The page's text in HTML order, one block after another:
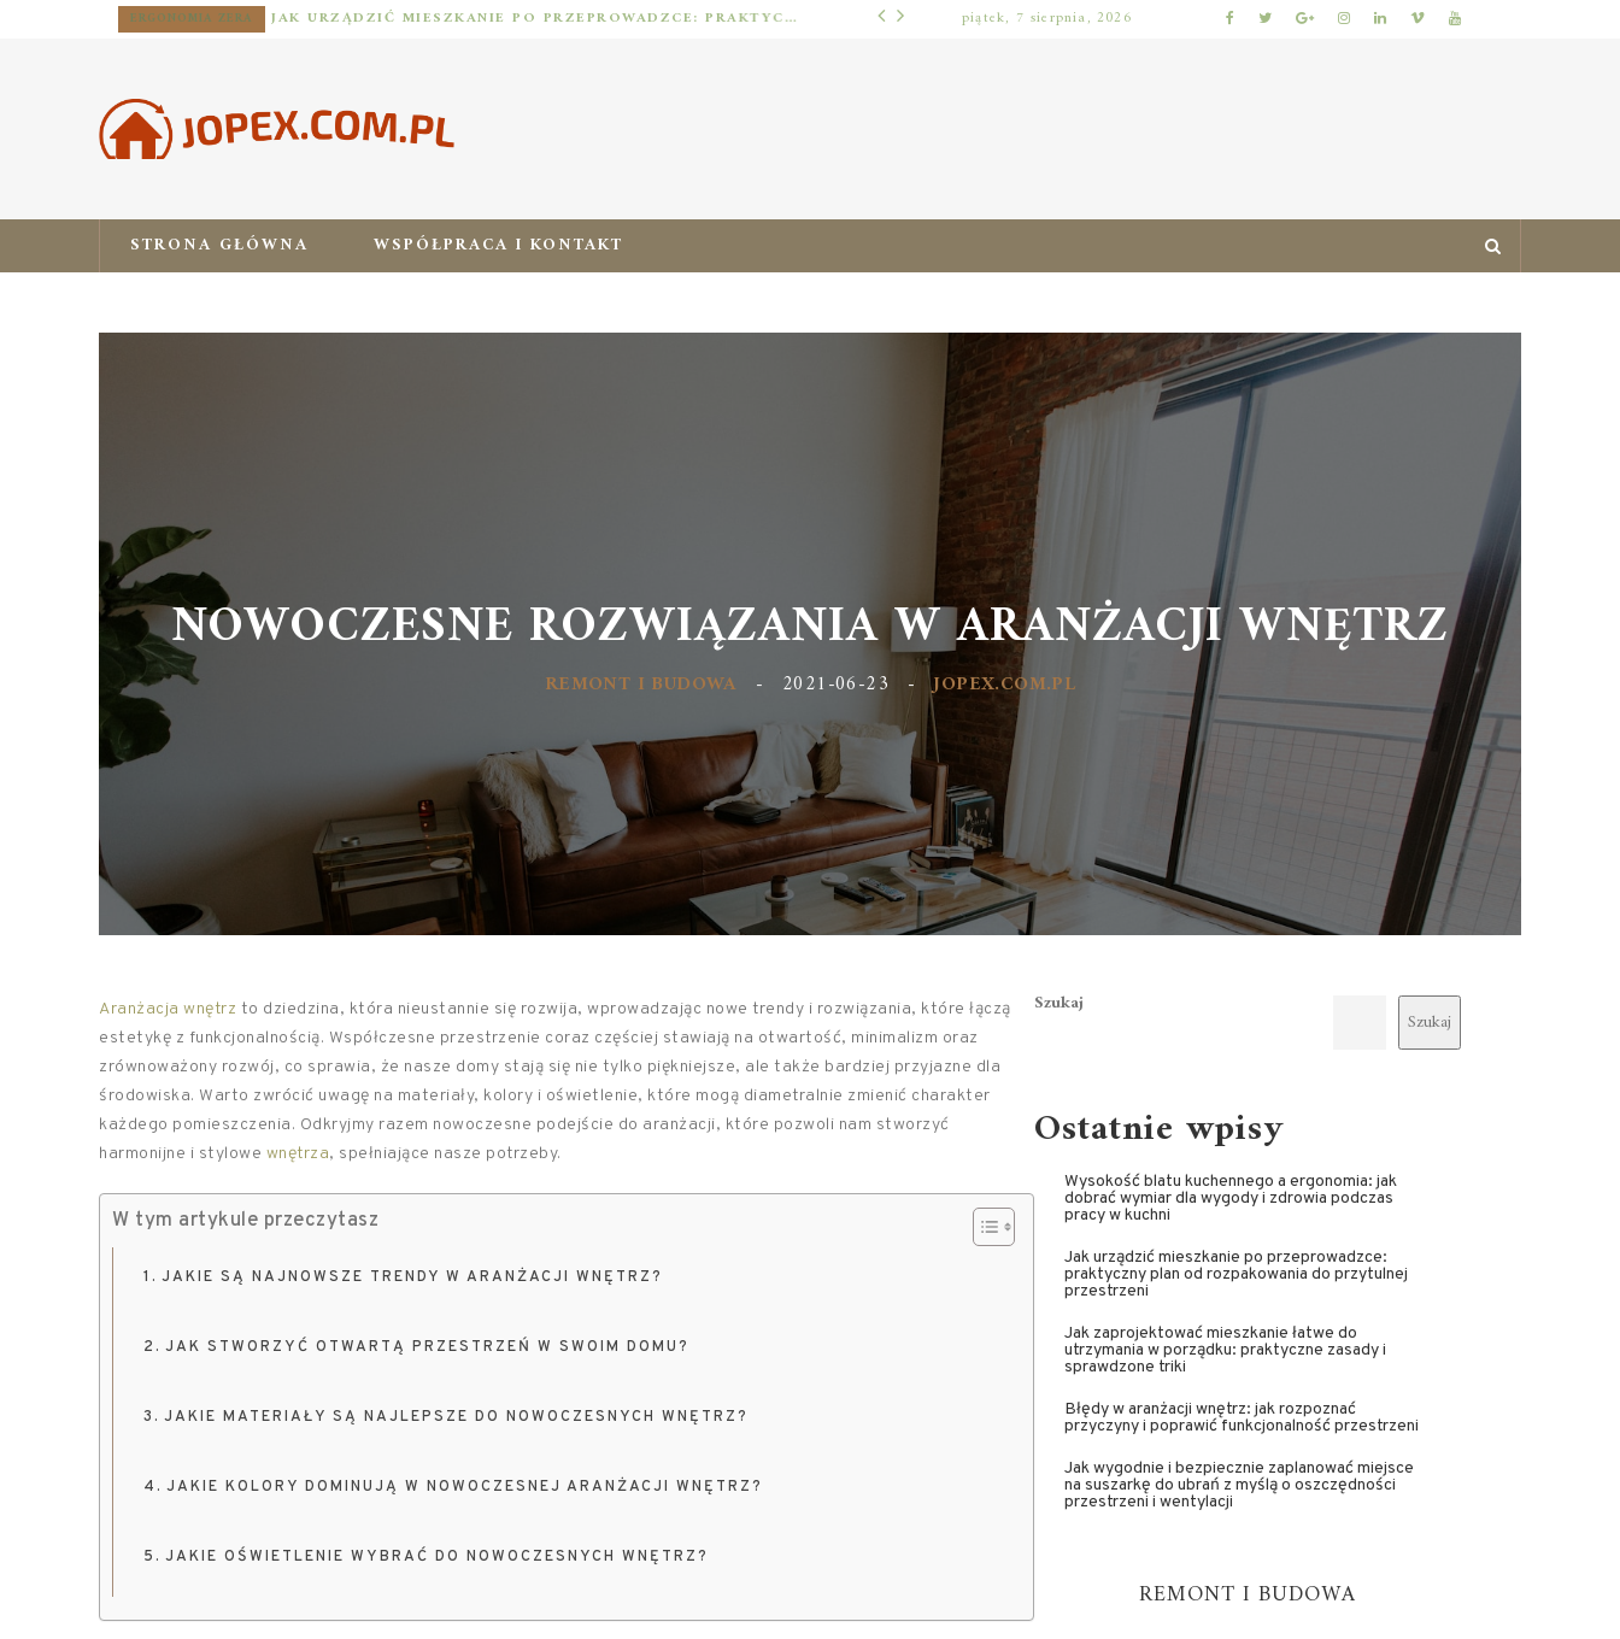
ERGONOMIA ZERA JAK URZĄDZIĆ MIESZKANIE PO PRZEPROWADZCE: PRAKTYCZNY PLAN OD ROZPAKOWANIA DO PRZYTULNEJ PRZESTRZENI ERGONOMIA ZERA
piątek, 7 sierpnia, 2026
STRONA GŁÓWNA WSPÓŁPRACA I KONTAKT
NOWOCZESNE ROZWIĄZANIA W ARANŻACJI WNĘTRZ
REMONT I BUDOWA - 2021-06-23 - JOPEX.COM.PL
Aranżacja wnętrz to dziedzina, która nieustannie się rozwija, wprowadzając nowe trendy i rozwiązania, które łączą
estetykę z funkcjonalnością. Współczesne przestrzenie coraz częściej stawiają na otwartość, minimalizm oraz
zrównoważony rozwój, co sprawia, że nasze domy stają się nie tylko piękniejsze, ale także bardziej przyjazne dla
środowiska. Warto zwrócić uwagę na materiały, kolory i oświetlenie, które mogą diametralnie zmienić charakter
każdego pomieszczenia. Odkryjmy razem nowoczesne podejście do aranżacji, które pozwoli nam stworzyć
harmonijne i stylowe wnętrza, spełniające nasze potrzeby.
W tym artykule przeczytasz
JAKIE SĄ NAJNOWSZE TRENDY W ARANŻACJI WNĘTRZ?
JAK STWORZYĆ OTWARTĄ PRZESTRZEŃ W SWOIM DOMU?
JAKIE MATERIAŁY SĄ NAJLEPSZE DO NOWOCZESNYCH WNĘTRZ?
JAKIE KOLORY DOMINUJĄ W NOWOCZESNEJ ARANŻACJI WNĘTRZ?
JAKIE OŚWIETLENIE WYBRAĆ DO NOWOCZESNYCH WNĘTRZ?
Szukaj
Szukaj
Ostatnie wpisy
Wysokość blatu kuchennego a ergonomia: jak
dobrać wymiar dla wygody i zdrowia podczas
pracy w kuchni
Jak urządzić mieszkanie po przeprowadzce:
praktyczny plan od rozpakowania do przytulnej
przestrzeni
Jak zaprojektować mieszkanie łatwe do
utrzymania w porządku: praktyczne zasady i
sprawdzone triki
Błędy w aranżacji wnętrz: jak rozpoznać
przyczyny i poprawić funkcjonalność przestrzeni
Jak wygodnie i bezpiecznie zaplanować miejsce
na suszarkę do ubrań z myślą o oszczędności
przestrzeni i wentylacji
REMONT I BUDOWA